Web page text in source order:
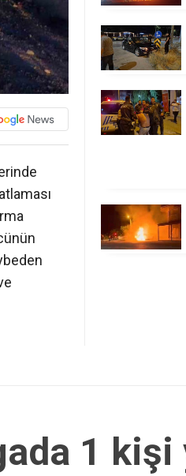
1 kişi